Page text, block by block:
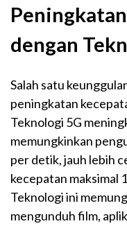
dengan
Salah satu
peningkatan
Teknologi 5G
memungkinkan
per detik, jauh lebih
kecepatan maksimal
Teknologi ini
mengunduh film,